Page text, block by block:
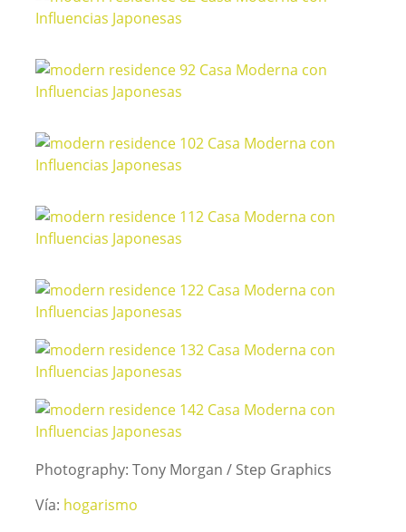
Photography: Tony Morgan / Step Graphics
Vía: hogarismo